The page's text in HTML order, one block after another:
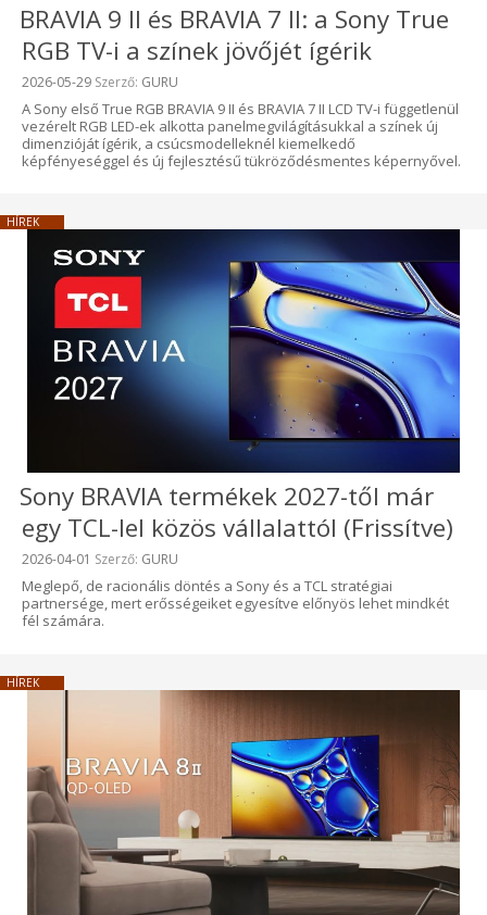
BRAVIA 9 II és BRAVIA 7 II: a Sony True
RGB TV-i a színek jövőjét ígérik
Beküldve:
2026-05-29 Szerző: GURU
A Sony első True RGB BRAVIA 9 II és BRAVIA 7 II LCD TV-i függetlenül
vezérelt RGB LED-ek alkotta panelmegvilágításukkal a színek új
dimenzióját ígérik, a csúcsmodelleknél kiemelkedő
képfényeséggel és új fejlesztésű tükröződésmentes képernyővel.
HÍREK
Sony BRAVIA termékek 2027-től már
egy TCL-lel közös vállalattól (Frissítve)
Beküldve:
2026-04-01 Szerző: GURU
Meglepő, de racionális döntés a Sony és a TCL stratégiai
partnersége, mert erősségeiket egyesítve előnyös lehet mindkét
fél számára.
HÍREK